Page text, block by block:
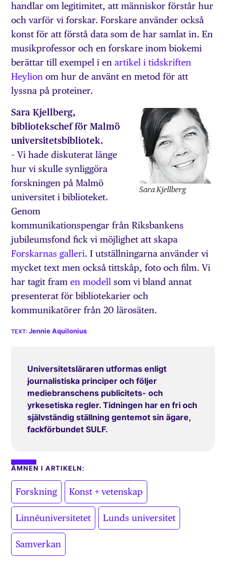
handlar om legitimitet, att människor förstår hur
och varför vi forskar. Forskare använder också
konst för att förstå data som de har samlat in. En
musikprofessor och en forskare inom biokemi
berättar till exempel i enartikel i tidskriften
Heylion om hur de använt en metod för att
lyssna på proteiner.
Sara Kjellberg
Sara Kjellberg,
bibliotekschef för Malmö
universitetsbibliotek.
– Vi hade diskuterat länge
hur vi skulle synliggöra
forskningen på Malmö
universitet i biblioteket.
Genom
kommunikationspengar från Riksbankens
jubileumsfond fick vi möjlighet att skapa
Forskarnas galleri. I utställningarna använder vi
mycket text men också tittskåp, foto och film. Vi
har tagit framen modell som vi bland annat
presenterat för bibliotekarier och
kommunikatörer från 20 lärosäten.
Jennie Aquilonius
Universitetsläraren utformas enligt
journalistiska principer och följer
mediebranschens publicitets- och
yrkesetiska regler. Tidningen har en fri och
självständig ställning gentemot sin ägare,
fackförbundet SULF.
ÄMNEN I ARTIKELN:
Forskning Konst + vetenskap
Linnéuniversitetet Lunds universitet
Samverkan